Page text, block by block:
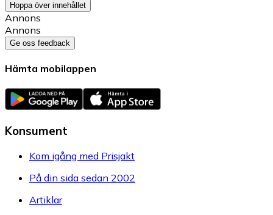
Hoppa över innehållet
Annons
Annons
Ge oss feedback
Hämta mobilappen
Konsument
Kom igång med Prisjakt
På din sida sedan 2002
Artiklar